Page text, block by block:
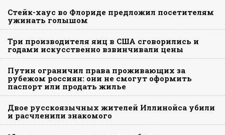
Стейк-хаус во Флориде предложил посетителям
ужинать голышом
Три производителя яиц в США сговорились и
годами искусственно взвинчивали цены
Путин ограничил права проживающих за
рубежом россиян: они не смогут оформить
паспорт или продать жилье
Двое русскоязычных жителей Иллинойса убили
и расчленили знакомого